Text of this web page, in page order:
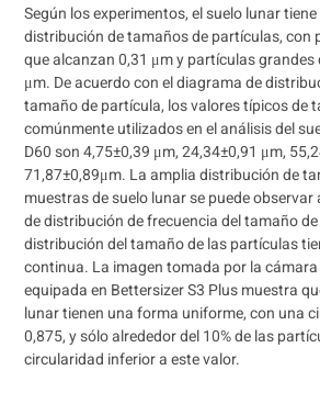
Según los experimentos, el suelo lunar
distribución de tamaños de partículas, con
que alcanzan 0,31 μm y partículas
μm. De acuerdo con el diagrama de
tamaño de partícula, los valores típicos de
comúnmente utilizados en el análisis del
D60 son 4,75±0,39 μm, 24,34±0,91 μm,
71,87±0,89μm. La amplia distribución de
muestras de suelo lunar se puede
de distribución de frecuencia del tamaño
distribución del tamaño de las partículas
continua. La imagen tomada por la cámara
equipada en Bettersizer S3 Plus muestra
lunar tienen una forma uniforme, con una
0,875, y sólo alrededor del 10% de las
circularidad inferior a este valor.